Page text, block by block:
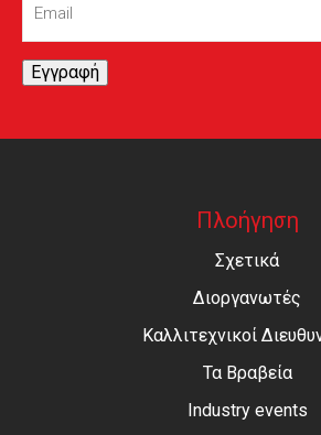
Εγγραφή
Πλοήγηση
Σχετικά
Διοργανωτές
Καλλιτεχνικοί
Τα Βραβεία
Industry events